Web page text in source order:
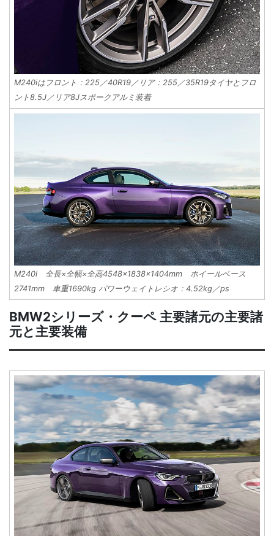
M240iはフロント：225／40R19／リア：255／35R19タイヤとフロ
ント8.5J／リア8Jスポークアルミ装着
M240i 全長×全幅×全高4548×1838×1404mm ホイールベース
2741mm 車重1690kg パワーウェイトレシオ：4.52kg／ps
BMW2シリーズ・クーペ 主要諸元の主要諸
元と主要装備